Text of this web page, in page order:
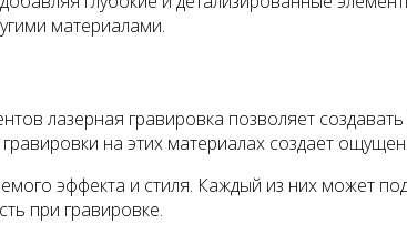
материалами.
лазерная гравировка позволяет
на этих материалах создает
эффекта и стиля. Каждый из них может
при гравировке.